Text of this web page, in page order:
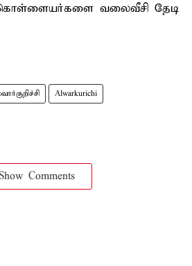
கொள்ளையர்களை வலைவீசி தேடி
Alwarkurichi
Show Comments